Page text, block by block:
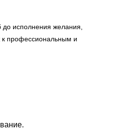
исполнения желания,
к профессиональным и